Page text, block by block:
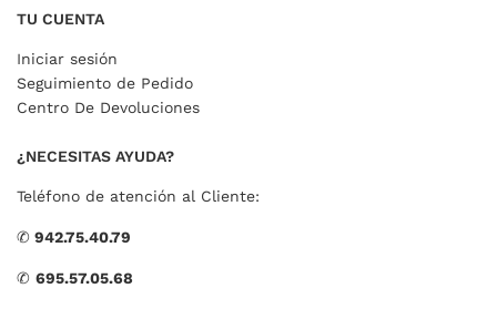
TU CUENTA
Iniciar sesión
Seguimiento de Pedido
Centro De Devoluciones
¿NECESITAS AYUDA?
Teléfono de atención al Cliente:
✆ 942.75.40.79
✆ 695.57.05.68